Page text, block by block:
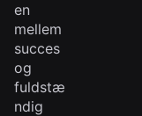
en
mellem
succes
og
fuldstæ
ndig